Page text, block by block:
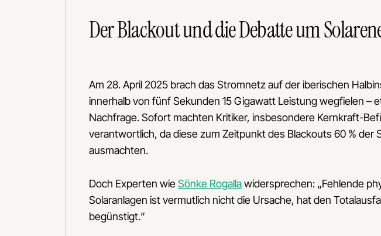
Der Blackout und die Debatte um
Am 28. April 2025 brach das Stromnetz auf der iberischen
innerhalb von fünf Sekunden 15 Gigawatt Leistung wegfielen –
Nachfrage. Sofort machten Kritiker, insbesondere Kernkraft-
verantwortlich, da diese zum Zeitpunkt des Blackouts 60 % der
ausmachten.
Doch Experten wieSönke Rogallawidersprechen: „Fehlende
Solaranlagen ist vermutlich nicht die Ursache, hat den
begünstigt.“